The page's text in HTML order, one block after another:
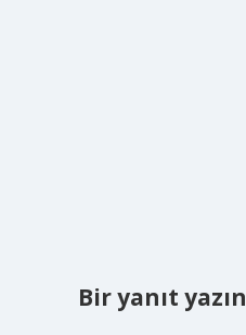
Bir yanıt yazın